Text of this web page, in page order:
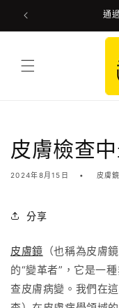
跳至內容 通
皮膚檢查
2024年8月15日 皮膚
分享
皮膚鏡 （也稱為皮膚
的“變革者”，它是一
查皮膚病變。我們在